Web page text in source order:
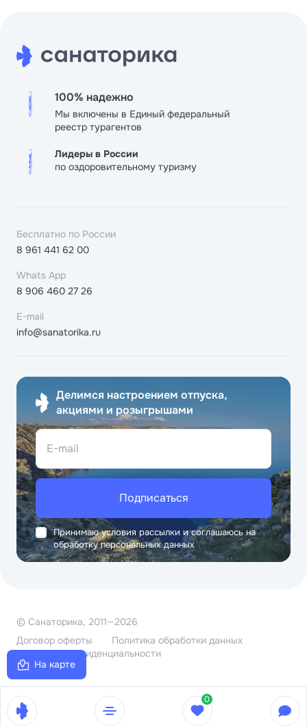
На карте
100% надежно
Мы включены в Единый федеральный
реестр турагентов
Лидеры в России
по оздоровительному туризму
Бесплатно по России
8 961 441 62 00
Whats App
8 906 460 27 26
E-mail
info@sanatorika.ru
Делимся настроением отпуска,
акциями и розыгрышами
E-mail
Подписаться
Принимаю условия рассылки и соглашаюсь на
обработку персональных данных
© Санаторика, 2011—2026
Договор оферты
Политика обработки данных
Политика конфиденциальности
0